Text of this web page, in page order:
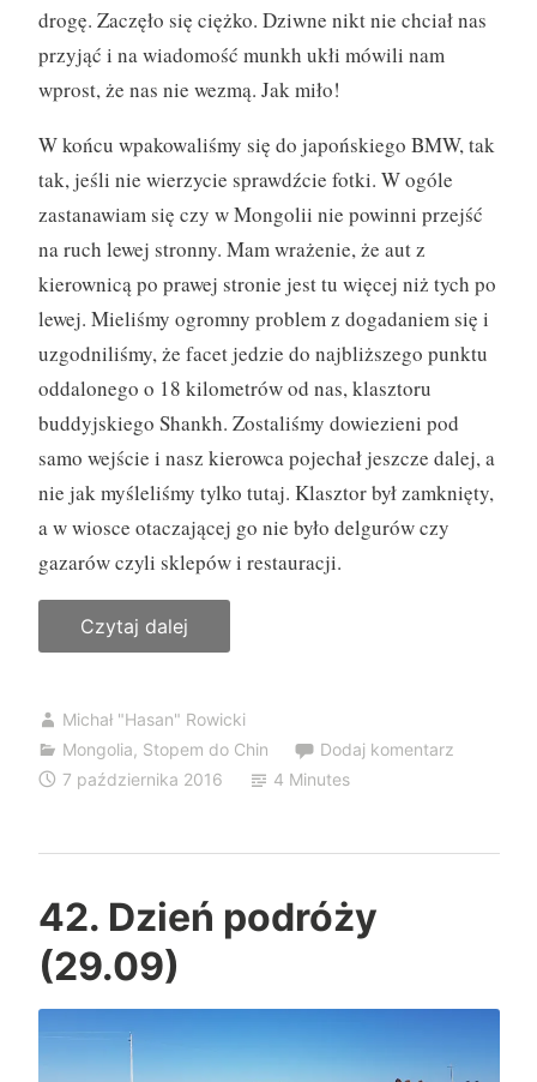
drogę. Zaczęło się ciężko. Dziwne nikt nie chciał nas
przyjąć i na wiadomość munkh ukłi mówili nam
wprost, że nas nie wezmą. Jak miło!
W końcu wpakowaliśmy się do japońskiego BMW, tak
tak, jeśli nie wierzycie sprawdźcie fotki. W ogóle
zastanawiam się czy w Mongolii nie powinni przejść
na ruch lewej stronny. Mam wrażenie, że aut z
kierownicą po prawej stronie jest tu więcej niż tych po
lewej. Mieliśmy ogromny problem z dogadaniem się i
uzgodniliśmy, że facet jedzie do najbliższego punktu
oddalonego o 18 kilometrów od nas, klasztoru
buddyjskiego Shankh. Zostaliśmy dowiezieni pod
samo wejście i nasz kierowca pojechał jeszcze dalej, a
nie jak myśleliśmy tylko tutaj. Klasztor był zamknięty,
a w wiosce otaczającej go nie było delgurów czy
gazarów czyli sklepów i restauracji.
Czytaj dalej
4
.
D
z
e
p
Michał "Hasan" Rowicki
Mongolia, Stopem do Chin
Dodaj komentarz
7 października 2016
4 Minutes
42. Dzień podróży
(29.09)